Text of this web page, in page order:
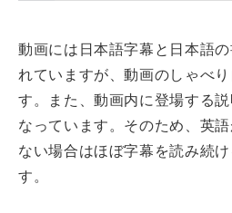
動画には日本語字幕と日本語
れていますが、動画のしゃべ
す。また、動画内に登場する
なっています。そのため、英
ない場合はほぼ字幕を読み続
す。